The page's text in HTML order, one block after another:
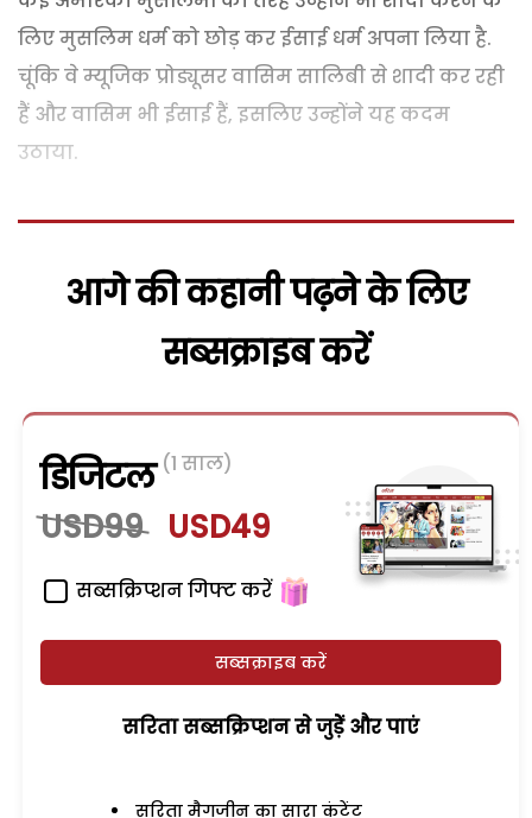
लिए मुसलिम धर्म को छोड़ कर ईसाई धर्म अपना लिया है.
चूंकि वे म्यूजिक प्रोड्यूसर वासिम सालिबी से शादी कर रही
हैं और वासिम भी ईसाई हैं, इसलिए उन्होंने यह कदम
उठाया.
आगे की कहानी पढ़ने के लिए
सब्सक्राइब करें
डिजिटल (1 साल)
USD99 USD49
सब्सक्रिप्शन गिफ्ट करें
सब्सक्राइब करें
सरिता सब्सक्रिप्शन से जुड़ेें और पाएं
सरिता मैगजीन का सारा कंटेंट